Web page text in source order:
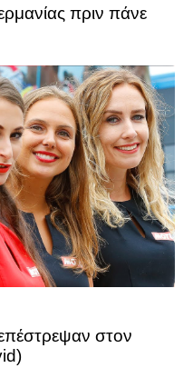
πριν πάνε
στον